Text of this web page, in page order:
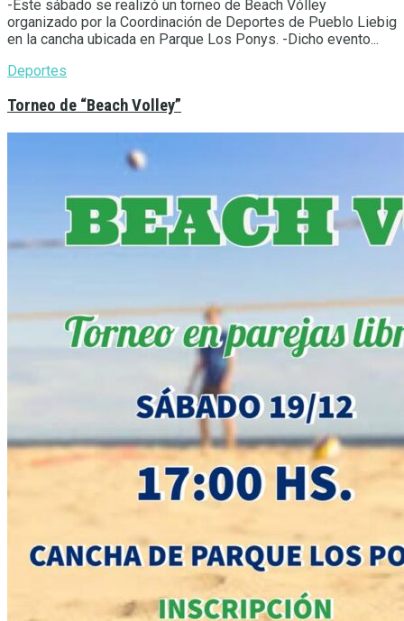
-Este sábado se realizó un torneo de Beach Vólley
organizado por la Coordinación de Deportes de Pueblo Liebig
en la cancha ubicada en Parque Los Ponys. -Dicho evento...
Deportes
Torneo de “Beach Volley”